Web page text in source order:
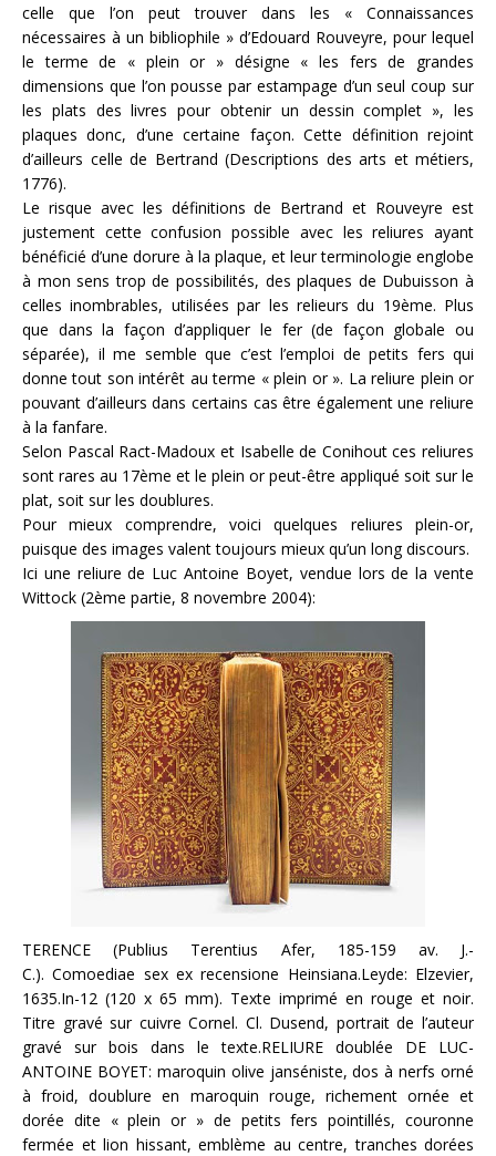
celle que l’on peut trouver dans les « Connaissances
nécessaires à un bibliophile » d’Edouard Rouveyre, pour lequel
le terme de « plein or » désigne « les fers de grandes
dimensions que l’on pousse par estampage d’un seul coup sur
les plats des livres pour obtenir un dessin complet », les
plaques donc, d’une certaine façon. Cette définition rejoint
d’ailleurs celle de Bertrand (Descriptions des arts et métiers,
1776).
Le risque avec les définitions de Bertrand et Rouveyre est
justement cette confusion possible avec les reliures ayant
bénéficié d’une dorure à la plaque, et leur terminologie englobe
à mon sens trop de possibilités, des plaques de Dubuisson à
celles inombrables, utilisées par les relieurs du 19ème. Plus
que dans la façon d’appliquer le fer (de façon globale ou
séparée), il me semble que c’est l’emploi de petits fers qui
donne tout son intérêt au terme « plein or ». La reliure plein or
pouvant d’ailleurs dans certains cas être également une reliure
à la fanfare.
Selon Pascal Ract-Madoux et Isabelle de Conihout ces reliures
sont rares au 17ème et le plein or peut-être appliqué soit sur le
plat, soit sur les doublures.
Pour mieux comprendre, voici quelques reliures plein-or,
puisque des images valent toujours mieux qu’un long discours.
Ici une reliure de Luc Antoine Boyet, vendue lors de la vente
Wittock (2ème partie, 8 novembre 2004):
TERENCE (Publius Terentius Afer, 185-159 av. J.-
C.). Comoediae sex ex recensione Heinsiana.Leyde: Elzevier,
1635.In-12 (120 x 65 mm). Texte imprimé en rouge et noir.
Titre gravé sur cuivre Cornel. Cl. Dusend, portrait de l’auteur
gravé sur bois dans le texte.RELIURE doublée DE LUC-
ANTOINE BOYET: maroquin olive janséniste, dos à nerfs orné
à froid, doublure en maroquin rouge, richement ornée et
dorée dite « plein or » de petits fers pointillés, couronne
fermée et lion hissant, emblème au centre, tranches dorées